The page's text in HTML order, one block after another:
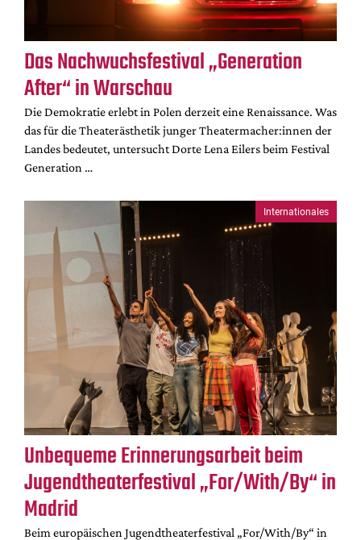
Das Nachwuchsfestival „Generation
After“ in Warschau
Die Demokratie erlebt in Polen derzeit eine Renaissance. Was
das für die Theaterästhetik junger Theatermacher:innen der
Landes bedeutet, untersucht Dorte Lena Eilers beim Festival
Generation …
Internationales
Unbequeme Erinnerungsarbeit beim
Jugendtheaterfestival „For/With/By“ in
Madrid
Beim europäischen Jugendtheaterfestival „For/With/By“ in